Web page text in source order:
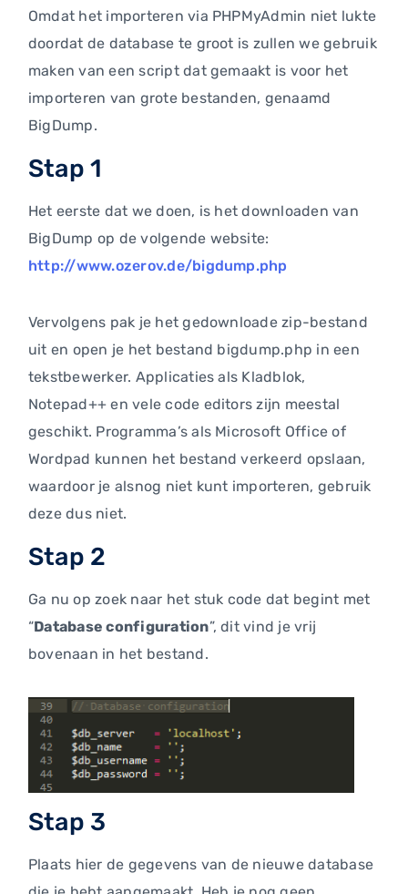
Omdat het importeren via PHPMyAdmin niet lukte
doordat de database te groot is zullen we gebruik
maken van een script dat gemaakt is voor het
importeren van grote bestanden, genaamd
BigDump.
Stap 1
Het eerste dat we doen, is het downloaden van
BigDump op de volgende website:
http://www.ozerov.de/bigdump.php
Vervolgens pak je het gedownloade zip-bestand
uit en open je het bestand bigdump.php in een
tekstbewerker. Applicaties als Kladblok,
Notepad++ en vele code editors zijn meestal
geschikt. Programma’s als Microsoft Office of
Wordpad kunnen het bestand verkeerd opslaan,
waardoor je alsnog niet kunt importeren, gebruik
deze dus niet.
Stap 2
Ga nu op zoek naar het stuk code dat begint met
“Database configuration”, dit vind je vrij
bovenaan in het bestand.
Stap 3
Plaats hier de gegevens van de nieuwe database